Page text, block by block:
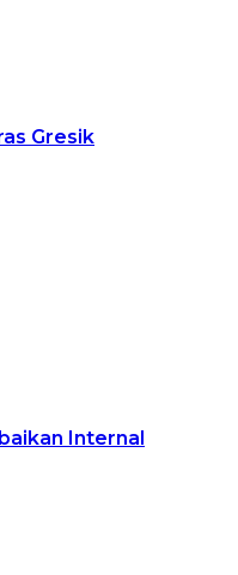
Gresik
Internal